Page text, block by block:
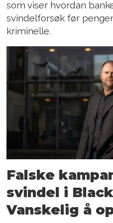
som viser hvordan
svindelforsøk før
kriminelle.
Falske
svindel i
Vanskelig å